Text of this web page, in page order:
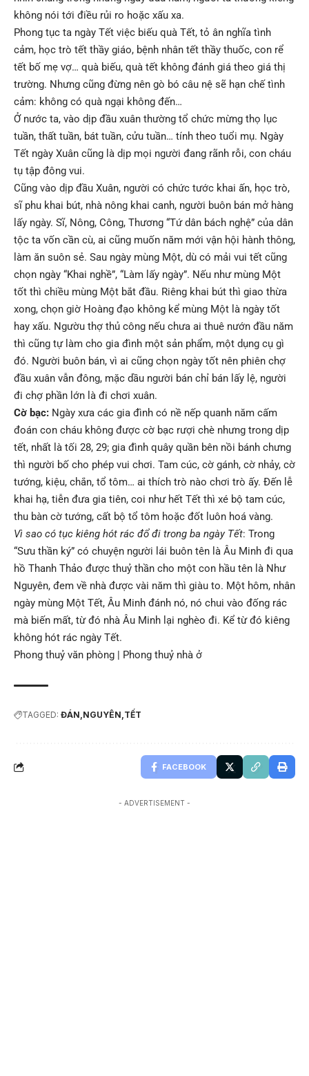
không nói tới điều rủi ro hoặc xấu xa.
Phong tục ta ngày Tết việc biếu quà Tết, tỏ ân nghĩa tình
cảm, học trò tết thầy giáo, bệnh nhân tết thầy thuốc, con rể
tết bố mẹ vợ… quà biếu, quà tết không đánh giá theo giá thị
trường. Nhưng cũng đừng nên gò bó câu nệ sẽ hạn chế tình
cảm: không có quà ngại không đến…
Ở nước ta, vào dịp đầu xuân thường tổ chức mừng thọ lục
tuần, thất tuần, bát tuần, cửu tuần… tính theo tuổi mụ. Ngày
Tết ngày Xuân cũng là dịp mọi người đang rãnh rỗi, con cháu
tụ tập đông vui.
Cũng vào dịp đầu Xuân, người có chức tước khai ấn, học trò,
sĩ phu khai bút, nhà nông khai canh, người buôn bán mở hàng
lấy ngày. Sĩ, Nông, Công, Thương “Tứ dân bách nghệ” của dân
tộc ta vốn cần cù, ai cũng muốn năm mới vận hội hành thông,
làm ăn suôn sẻ. Sau ngày mùng Một, dù có mải vui tết cũng
chọn ngày “Khai nghề”, “Làm lấy ngày”. Nếu như mùng Một
tốt thì chiều mùng Một bắt đầu. Riêng khai bút thì giao thừa
xong, chọn giờ Hoàng đạo không kể mùng Một là ngày tốt
hay xấu. Ngườu thợ thủ công nếu chưa ai thuê nướn đầu năm
thì cũng tự làm cho gia đình một sản phẩm, một dụng cụ gì
đó. Người buôn bán, vì ai cũng chọn ngày tốt nên phiên chợ
đầu xuân vẫn đông, mặc dầu người bán chỉ bán lấy lệ, người
đi chợ phần lớn là đi chơi xuân.
Cờ bạc: Ngày xưa các gia đình có nề nếp quanh năm cấm
đoán con cháu không được cờ bạc rượi chè nhưng trong dịp
tết, nhất là tối 28, 29; gia đình quây quần bên nồi bánh chưng
thì người bố cho phép vui chơi. Tam cúc, cờ gánh, cờ nhảy, cờ
tướng, kiệu, chắn, tổ tôm… ai thích trò nào chơi trò ấy. Ðến lễ
khai hạ, tiễn đưa gia tiên, coi như hết Tết thì xé bộ tam cúc,
thu bàn cờ tướng, cất bộ tổ tôm hoặc đốt luôn hoá vàng.
Vì sao có tục kiêng hót rác đổ đi trong ba ngày Tết: Trong
“Sưu thần ký” có chuyện người lái buôn tên là Âu Minh đi qua
hồ Thanh Thảo được thuỷ thần cho một con hầu tên là Như
Nguyên, đem về nhà được vài năm thì giàu to. Một hôm, nhân
ngày mùng Một Tết, Âu Minh đánh nó, nó chui vào đống rác
mà biến mất, từ đó nhà Âu Minh lại nghèo đi. Kể từ đó kiêng
không hót rác ngày Tết.
Phong thuỷ văn phòng | Phong thuỷ nhà ở
TAGGED: ĐÁN NGUYÊN TẾT
FACEBOOK
- ADVERTISEMENT -